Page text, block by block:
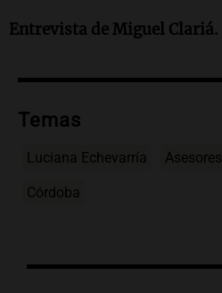
Entrevista de Miguel Clariá.
Temas
Luciana Echevarría Asesores
Córdoba